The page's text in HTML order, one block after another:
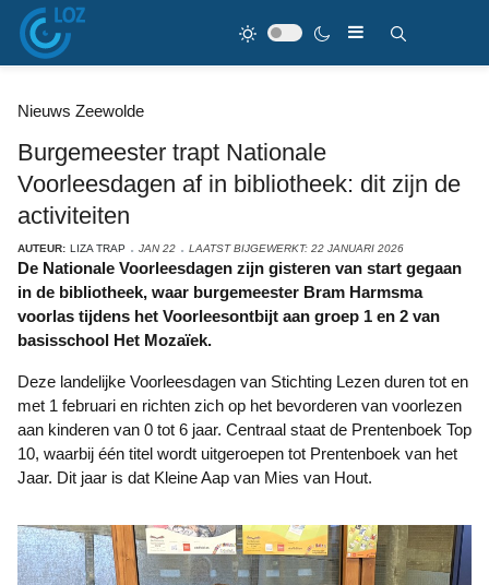
Nieuws Zeewolde
Burgemeester trapt Nationale
Voorleesdagen af in bibliotheek: dit zijn de
activiteiten
AUTEUR: LIZA TRAP JAN 22 LAATST BIJGEWERKT: 22 JANUARI 2026
De Nationale Voorleesdagen zijn gisteren van start gegaan
in de bibliotheek, waar burgemeester Bram Harmsma
voorlas tijdens het Voorleesontbijt aan groep 1 en 2 van
basisschool Het Mozaïek.
Deze landelijke Voorleesdagen van Stichting Lezen duren tot en
met 1 februari en richten zich op het bevorderen van voorlezen
aan kinderen van 0 tot 6 jaar. Centraal staat de Prentenboek Top
10, waarbij één titel wordt uitgeroepen tot Prentenboek van het
Jaar. Dit jaar is dat Kleine Aap van Mies van Hout.